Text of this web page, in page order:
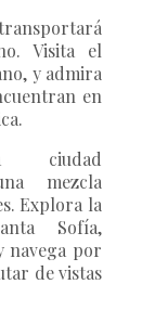
Visita el
y admira
en
mezcla
Explora la
Sofía,
navega por
de vistas